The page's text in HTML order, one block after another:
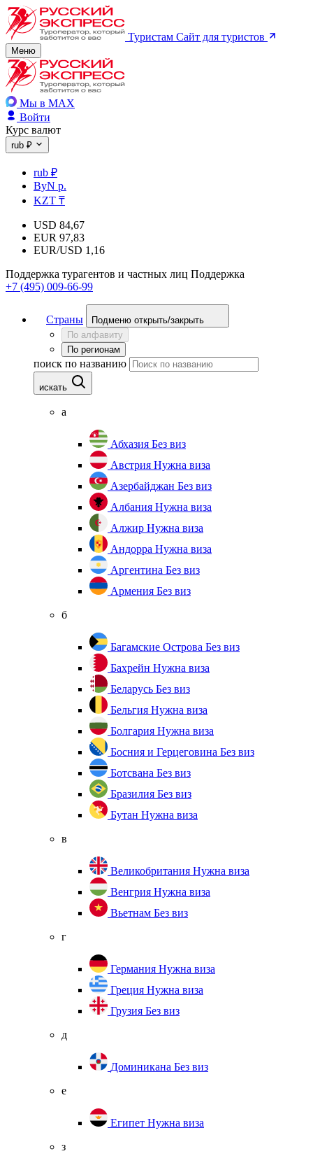
Туристам Сайт для туристов
Меню
Мы в MAX
Войти
Курс валют
rub ₽
rub ₽
ByN р.
KZT ₸
USD 84,67
EUR 97,83
EUR/USD 1,16
Поддержка турагентов и частных лиц Поддержка
+7 (495) 009-66-99
Страны
Подменю открыть/закрыть
По алфавиту
По регионам
поиск по названию
искать
а
Абхазия Без виз
Австрия Нужна виза
Азербайджан Без виз
Албания Нужна виза
Алжир Нужна виза
Андорра Нужна виза
Аргентина Без виз
Армения Без виз
б
Багамские Острова Без виз
Бахрейн Нужна виза
Беларусь Без виз
Бельгия Нужна виза
Болгария Нужна виза
Босния и Герцеговина Без виз
Ботсвана Без виз
Бразилия Без виз
Бутан Нужна виза
в
Великобритания Нужна виза
Венгрия Нужна виза
Вьетнам Без виз
г
Германия Нужна виза
Греция Нужна виза
Грузия Без виз
д
Доминикана Без виз
е
Египет Нужна виза
з